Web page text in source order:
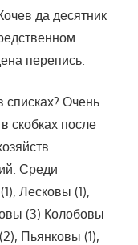
да десятник
перепись.
Очень
скобках после
Среди
Лесковы (1),
(3) Колобовы
Пьянковы (1),